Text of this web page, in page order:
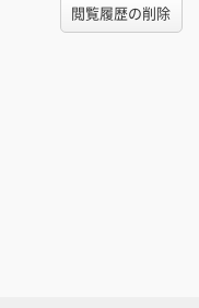
閲覧履歴の削除